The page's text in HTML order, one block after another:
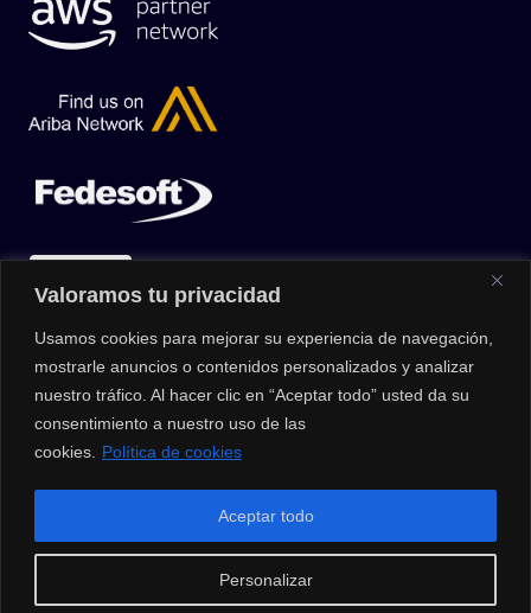
Valoramos tu privacidad
Usamos cookies para mejorar su experiencia de navegación,
mostrarle anuncios o contenidos personalizados y analizar
nuestro tráfico. Al hacer clic en “Aceptar todo” usted da su
consentimiento a nuestro uso de las
cookies.
Política de cookies
Personalizar
Aceptar todo
© 2026 |Privacy Policy|Data Protection Policy|Media Kit| All
Rights Reserved | Powered by Clouxter